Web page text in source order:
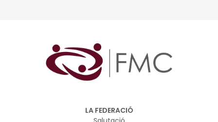
LA FEDERACIÓ